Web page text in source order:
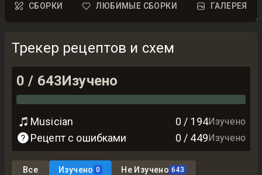
СБОРКИ ЛЮБИМЫЕ СБОРКИ ГАЛЕРЕЯ
Трекер рецептов и схем
0 / 643Изучено
Musician 0 / 194Изучено
Рецепт с ошибками 0 / 449Изучено
Все Изучено 0 Не Изучено 643